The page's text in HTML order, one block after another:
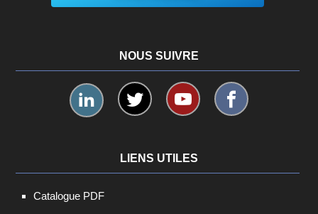
NOUS SUIVRE
LIENS UTILES
Catalogue PDF